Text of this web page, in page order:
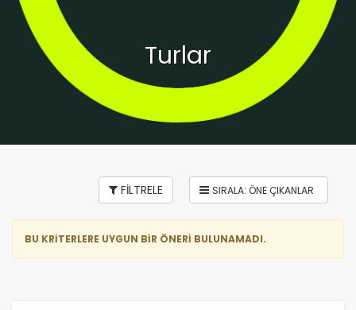
Turlar
FİLTRELE
BU KRİTERLERE UYGUN BİR ÖNERİ BULUNAMADI.